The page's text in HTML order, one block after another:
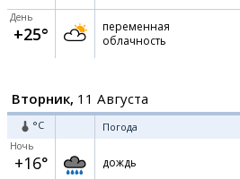
День
+25°
переменная
облачность
Вторник, 11 Августа
°C Погода
Ночь
+16° дождь